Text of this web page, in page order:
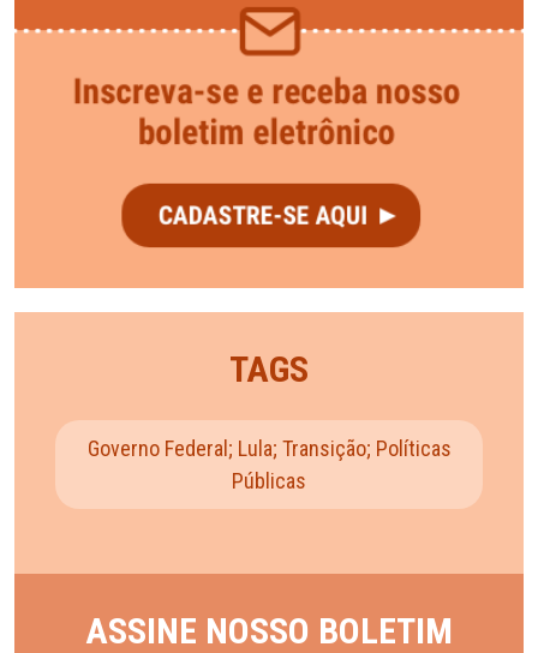
TAGS
Governo Federal; Lula; Transição; Políticas
Públicas
ASSINE NOSSO BOLETIM